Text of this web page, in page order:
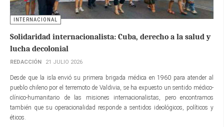
INTERNACIONAL
Solidaridad internacionalista: Cuba, derecho a la salud y
lucha decolonial
REDACCIÓN 21 JULIO 2026
Desde que la isla envió su primera brigada médica en 1960 para atender al
pueblo chileno por el terremoto de Valdivia, se ha expuesto un sentido médico-
clínico-humanitario de las misiones internacionalistas, pero encontramos
también que su operacionalidad responde a sentidos ideológicos, políticos y
éticos.